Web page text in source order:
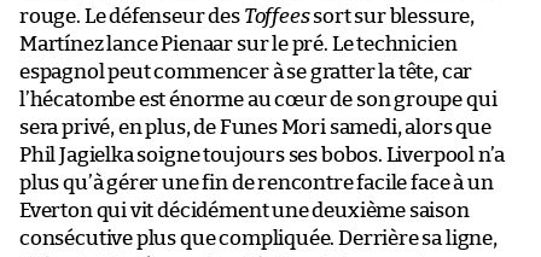
rouge. Le défenseur des Toffeessort sur blessure,
Martínez lance Pienaar sur le pré. Le technicien
espagnol peut commencer à se gratter la tête, car
l’hécatombe est énorme au cœur de son groupe qui
sera privé, en plus, de Funes Mori samedi, alors que
Phil Jagielka soigne toujours ses bobos. Liverpool n’a
plus qu’à gérer une fin de rencontre facile face à un
Everton qui vit décidément une deuxième saison
consécutive plus que compliquée. Derrière sa ligne,